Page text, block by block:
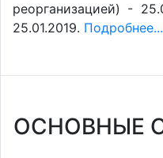
реорганизацией) -
25.01.2019. Подробнее...
ОСНОВНЫЕ